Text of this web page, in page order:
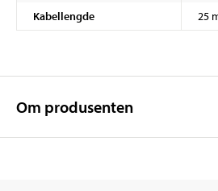
Kabellengde
25
Om produsenten